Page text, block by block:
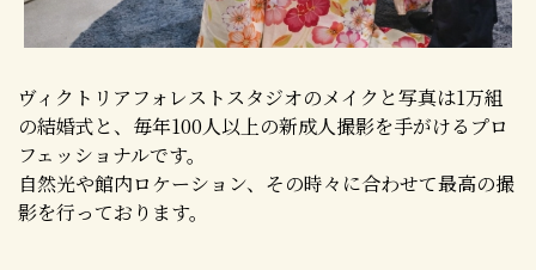
ヴィクトリアフォレストスタジオのメイクと写真は1万組
の結婚式と、毎年100人以上の新成人撮影を手がけるプロ
フェッショナルです。
自然光や館内ロケーション、その時々に合わせて最高の撮
影を行っております。